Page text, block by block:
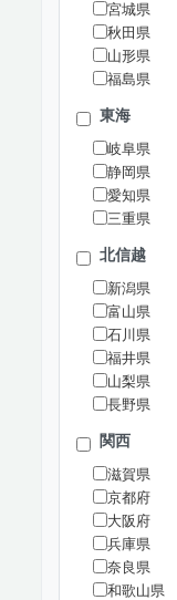
宮城県
秋田県
山形県
福島県
東海
岐阜県
静岡県
愛知県
三重県
北信越
新潟県
富山県
石川県
福井県
山梨県
長野県
関西
滋賀県
京都府
大阪府
兵庫県
奈良県
和歌山県